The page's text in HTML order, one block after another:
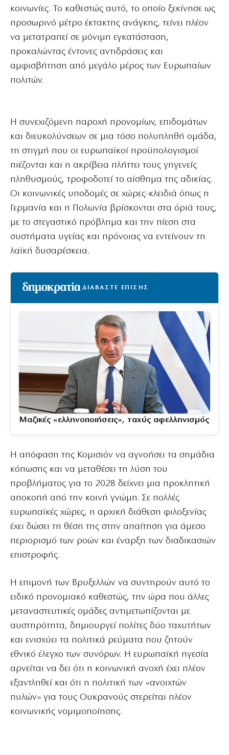
κοινωνίες. Το καθεστώς αυτό, το οποίο ξεκίνησε ως
προσωρινό μέτρο έκτακτης ανάγκης, τείνει πλέον
να μετατραπεί σε μόνιμη εγκατάσταση,
προκαλώντας έντονες αντιδράσεις και
αμφισβήτηση από μεγάλο μέρος των Ευρωπαίων
πολιτών.
Η συνεχιζόμενη παροχή προνομίων, επιδομάτων
και διευκολύνσεων σε μια τόσο πολυπληθή ομάδα,
τη στιγμή που οι ευρωπαϊκοί προϋπολογισμοί
πιέζονται και η ακρίβεια πλήττει τους γηγενείς
πληθυσμούς, τροφοδοτεί το αίσθημα της αδικίας.
Οι κοινωνικές υποδομές σε χώρες-κλειδιά όπως η
Γερμανία και η Πολωνία βρίσκονται στα όριά τους,
με το στεγαστικό πρόβλημα και την πίεση στα
συστήματα υγείας και πρόνοιας να εντείνουν τη
λαϊκή δυσαρέσκεια.
ΔΙΑΒΑΣΤΕ ΕΠΙΣΗΣ
Μαζικές «ελληνοποιήσεις», ταχύς αφελληνισμός
Η απόφαση της Κομισιόν να αγνοήσει τα σημάδια
κόπωσης και να μεταθέσει τη λύση του
προβλήματος για το 2028 δείχνει μια προκλητική
αποκοπή από την κοινή γνώμη. Σε πολλές
ευρωπαϊκές χώρες, η αρχική διάθεση φιλοξενίας
έχει δώσει τη θέση της στην απαίτηση για άμεσο
περιορισμό των ροών και έναρξη των διαδικασιών
επιστροφής.
Η επιμονή των Βρυξελλών να συντηρούν αυτό το
ειδικό προνομιακό καθεστώς, την ώρα που άλλες
μεταναστευτικές ομάδες αντιμετωπίζονται με
αυστηρότητα, δημιουργεί πολίτες δύο ταχυτήτων
και ενισχύει τα πολιτικά ρεύματα που ζητούν
εθνικό έλεγχο των συνόρων. Η ευρωπαϊκή ηγεσία
αρνείται να δει ότι η κοινωνική ανοχή έχει πλέον
εξαντληθεί και ότι η πολιτική των «ανοιχτών
πυλών» για τους Ουκρανούς στερείται πλέον
κοινωνικής νομιμοποίησης.